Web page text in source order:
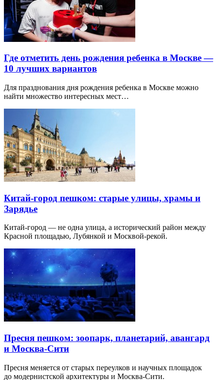
Где отметить день рождения ребенка в Москве —
10 лучших вариантов
Для празднования дня рождения ребенка в Москве можно
найти множество интересных мест…
Китай-город пешком: старые улицы, храмы и
Зарядье
Китай-город — не одна улица, а исторический район между
Красной площадью, Лубянкой и Москвой-рекой.
Пресня пешком: зоопарк, планетарий, авангард
и Москва-Сити
Пресня меняется от старых переулков и научных площадок
до модернистской архитектуры и Москва-Сити.